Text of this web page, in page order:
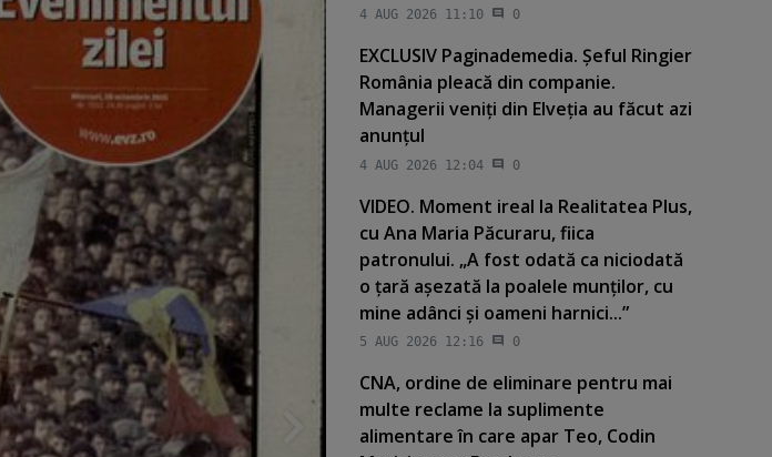
4 AUG 2026 11:10 0
EXCLUSIV Paginademedia. Şeful Ringier
România pleacă din companie.
Managerii veniţi din Elveţia au făcut azi
anunţul
4 AUG 2026 12:04 0
VIDEO. Moment ireal la Realitatea Plus,
cu Ana Maria Păcuraru, fiica
patronului. „A fost odată ca niciodată
o ţară aşezată la poalele munţilor, cu
mine adânci şi oameni harnici...”
5 AUG 2026 12:16 0
CNA, ordine de eliminare pentru mai
multe reclame la suplimente
alimentare în care apar Teo, Codin